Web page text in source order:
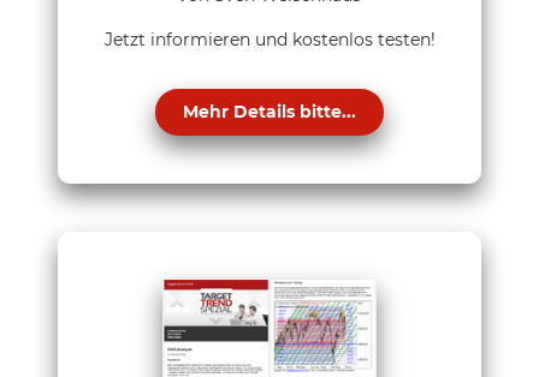
Jetzt informieren und kostenlos testen!
Mehr Details bitte...